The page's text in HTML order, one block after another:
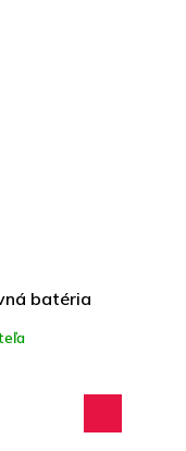
batéria